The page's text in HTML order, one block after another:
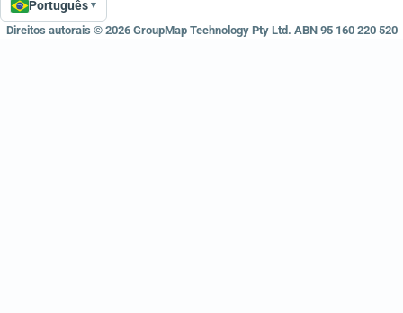
Language
Português ▾
Direitos autorais © 2026 GroupMap Technology Pty Ltd. ABN 95 160 220 520